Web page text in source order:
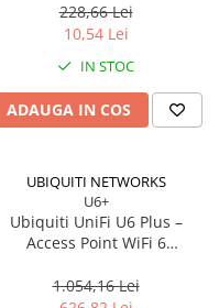
228,66 Lei
10,54 Lei
IN STOC
ADAUGA IN COS
UBIQUITI NETWORKS
U6+
Ubiquiti UniFi U6 Plus –
Access Point WiFi 6
PoE
1.054,16 Lei